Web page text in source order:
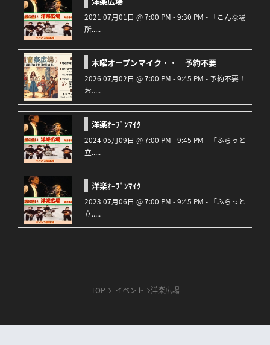
2021 07月01日 @ 7:00 PM - 9:30 PM - 「こんな場
所.....
木曜オープンマイク・・ 予約不要
2026 07月02日 @ 7:00 PM - 9:45 PM - 予約不要！
お.....
洋楽ｵｰﾌﾟﾝﾏｲｸ
2024 05月09日 @ 7:00 PM - 9:45 PM - 「ふらっと
立.....
洋楽ｵｰﾌﾟﾝﾏｲｸ
2023 07月06日 @ 7:00 PM - 9:45 PM - 「ふらっと
立.....
TOP イベント 洋楽広場